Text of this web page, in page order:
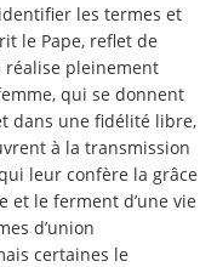
les termes et
le Pape, reflet de
réalise pleinement
qui se donnent
dans une fidélité libre,
à la transmission
leur confère la grâce
et le ferment d’une vie
d’union
certaines le